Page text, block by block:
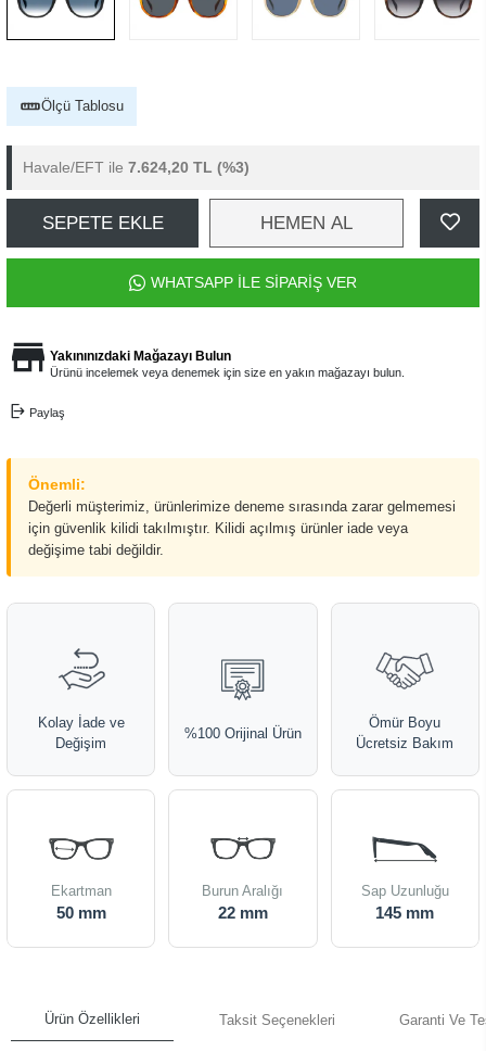
Ölçü Tablosu
Havale/EFT ile 7.624,20 TL (%3)
SEPETE EKLE HEMEN AL
WHATSAPP İLE SİPARİŞ VER
Yakınınızdaki Mağazayı Bulun
Ürünü incelemek veya denemek için size en yakın mağazayı bulun.
Paylaş
Önemli:
Değerli müşterimiz, ürünlerimize deneme sırasında zarar gelmemesi
için güvenlik kilidi takılmıştır. Kilidi açılmış ürünler iade veya
değişime tabi değildir.
Kolay İade ve
Değişim
%100 Orijinal Ürün
Ömür Boyu
Ücretsiz Bakım
Ekartman
50 mm
Burun Aralığı
22 mm
Sap Uzunluğu
145 mm
Ürün Özellikleri Taksit Seçenekleri Garanti Ve